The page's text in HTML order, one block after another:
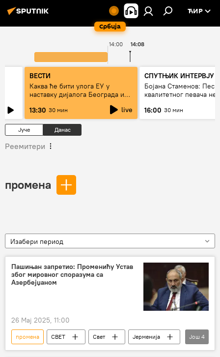
Србија
ЋИР
14:00 14:08
ВЕСТИ
Каква ће бити улога ЕУ у
наставку дијалога Београда и
13:30 30 мин live
СПУТЊИК ИНТЕРВЈУ
Бојана Стаменов:
квалитетног певача
16:00 30 мин
Јуче Данас
Реемитери
промена
Изабери период
Пашињан запретио: Променићу Устав
због мировног споразума са
Азербејџаном
26 Мај 2025, 11:00
промена СВЕТ Свет
Јерменија
Азербејџан
Никол Пашињан
Устав
Још 4